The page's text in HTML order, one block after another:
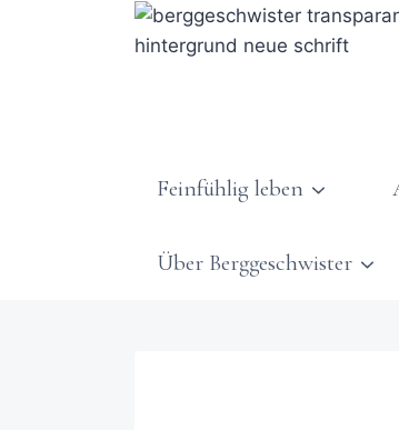
Feinfühlig leben
Über Berggeschwister